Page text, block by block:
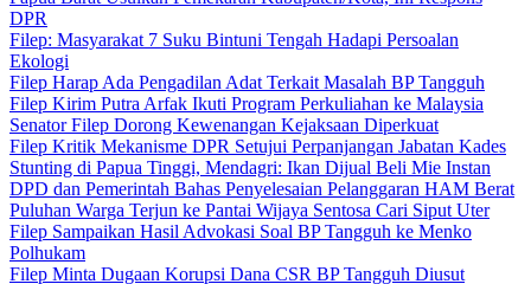
DPR
Filep: Masyarakat 7 Suku Bintuni Tengah Hadapi Persoalan
Ekologi
Filep Harap Ada Pengadilan Adat Terkait Masalah BP Tangguh
Filep Kirim Putra Arfak Ikuti Program Perkuliahan ke Malaysia
Senator Filep Dorong Kewenangan Kejaksaan Diperkuat
Filep Kritik Mekanisme DPR Setujui Perpanjangan Jabatan Kades
Stunting di Papua Tinggi, Mendagri: Ikan Dijual Beli Mie Instan
DPD dan Pemerintah Bahas Penyelesaian Pelanggaran HAM Berat
Puluhan Warga Terjun ke Pantai Wijaya Sentosa Cari Siput Uter
Filep Sampaikan Hasil Advokasi Soal BP Tangguh ke Menko
Polhukam
Filep Minta Dugaan Korupsi Dana CSR BP Tangguh Diusut